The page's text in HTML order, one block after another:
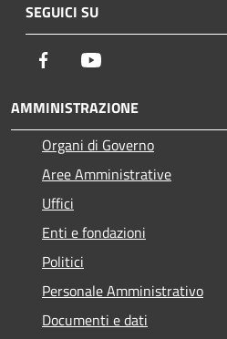
SEGUICI SU
Facebook
AMMINISTRAZIONE
Organi di Governo
Aree Amministrative
Uffici
Enti e fondazioni
Politici
Personale Amministrativo
Documenti e dati